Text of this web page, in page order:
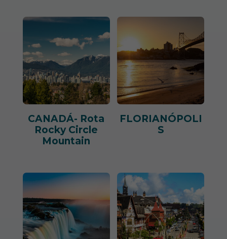
CANADÁ- Rota
Rocky Circle
Mountain
FLORIANÓPOLI
S